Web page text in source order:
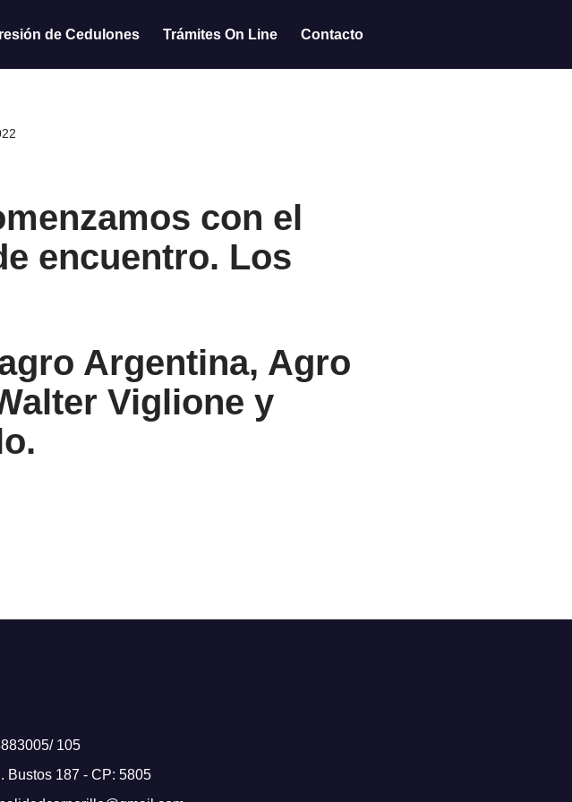
de Cedulones Trámites On Line Contacto
con el
encuentro. Los
Argentina, Agro
Viglione y
105
Bustos 187 - CP: 5805